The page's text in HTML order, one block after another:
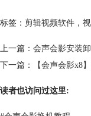
标签： 剪辑视频软件 ，
上一篇： 会声会影安装
下一篇：
【会声会影x8
读者也访问过这里: